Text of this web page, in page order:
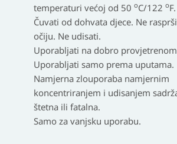
temperaturi većoj od 50 oC/122 oF.
Čuvati od dohvata djece. Ne
očiju. Ne udisati.
Uporabljati na dobro
Uporabljati samo prema uputama.
Namjerna zlouporaba namjernim
koncentriranjem i udisanjem
štetna ili fatalna.
Samo za vanjsku uporabu.